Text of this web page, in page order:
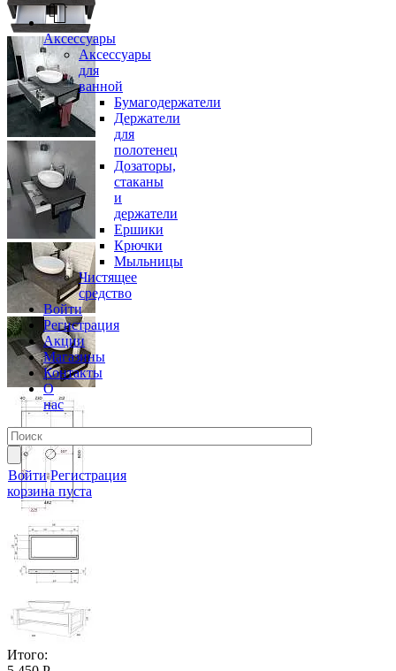
Аксессуары
Аксессуары
для
ванной
Бумагодержатели
Держатели
для
полотенец
Дозаторы,
стаканы
и
держатели
Ершики
Крючки
Мыльницы
Чистящее
средство
Войти
Регистрация
Акции
Магазины
Контакты
О
нас
Войти Регистрация
корзина пуста
Итого: